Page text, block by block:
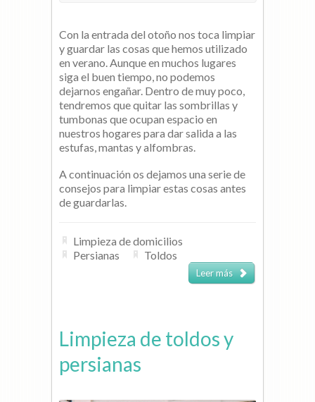
Con la entrada del otoño nos toca limpiar
y guardar las cosas que hemos utilizado
en verano. Aunque en muchos lugares
siga el buen tiempo, no podemos
dejarnos engañar. Dentro de muy poco,
tendremos que quitar las sombrillas y
tumbonas que ocupan espacio en
nuestros hogares para dar salida a las
estufas, mantas y alfombras.
A continuación os dejamos una serie de
consejos para limpiar estas cosas antes
de guardarlas.
Limpieza de domicilios
Persianas
Toldos
Leer más
Limpieza de toldos y
persianas